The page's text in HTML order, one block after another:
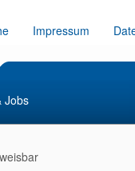
Impressum
Jobs